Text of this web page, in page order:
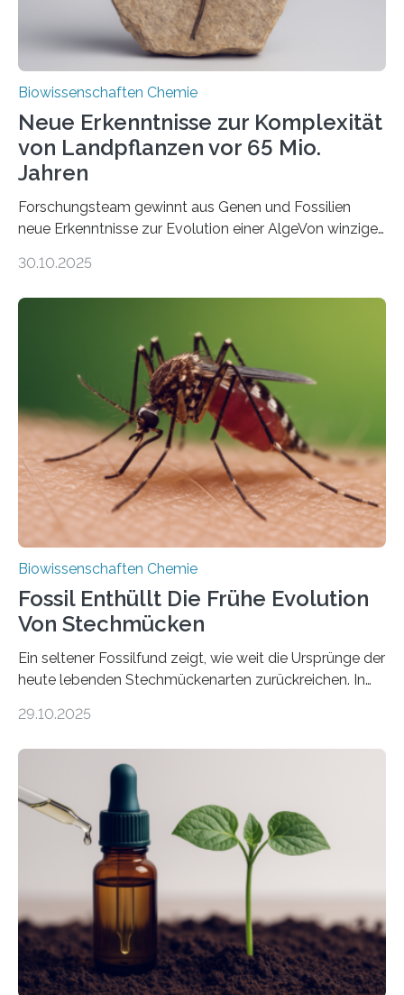
Biowissenschaften Chemie
Neue Erkenntnisse zur Komplexität
von Landpflanzen vor 65 Mio.
Jahren
Forschungsteam gewinnt aus Genen und Fossilien
neue Erkenntnisse zur Evolution einer AlgeVon winzigen
Landpflanzen zählen zu den komplexesten
Grünalgen, die vor Hunderten von Millionen Jahren
lebten. Unter den Vorfahren sticht eine Gruppe heraus,
die noch heute in der Natur vorkommt: die
Süßwasseralge Coleochaetophyceae. Einige Arten
dieser Gruppe bilden aus Zellfäden dichte Geflechte
mit scheibenförmiger Gestalt. Was auffällig ist: Die
nächsten…
30.10.2025
Biowissenschaften Chemie
Fossil Enthüllt Die Frühe Evolution
Von Stechmücken
Ein seltener Fossilfund zeigt, wie weit die Ursprünge der
heute lebenden Stechmückenarten zurückreichen. In
Forschende die bisher älteste bekannte Stechmücken-
Region Kachin in Myanmar und hat sich in
ausgezeichnetem Zustand erhalten. Es konnte als neue
Art einer neuen Gattung beschrieben werden und trägt
nun den Namen Cretosabethes primaevus. Dieser erste
fossile Nachweis einer Stechmückenlarve in Bernstein
stellt gleichzeitig den ersten Fossilfund einer
Mückenlarve aus dem Mesozoikum dar, denn…
29.10.2025